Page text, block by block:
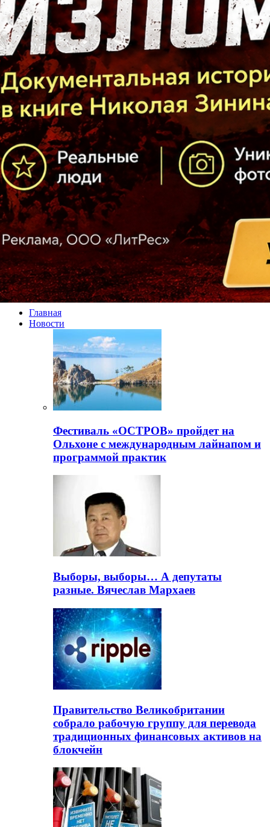
Главная
Новости
Фестиваль «ОСТРОВ» пройдет на
Ольхоне с международным лайнапом и
программой практик
Выборы, выборы… А депутаты
разные. Вячеслав Мархаев
Правительство Великобритании
собрало рабочую группу для перевода
традиционных финансовых активов на
блокчейн